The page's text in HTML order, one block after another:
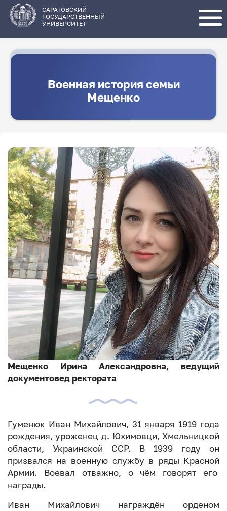
основному
содержанию
САРАТОВСКИЙ
ГОСУДАРСТВЕННЫЙ
УНИВЕРСИТЕТ
Военная история семьи
Мещенко
Мещенко Ирина Александровна, ведущий
документовед ректората
Гуменюк Иван Михайлович, 31 января 1919 года
рождения, уроженец д. Юхимовци, Хмельницкой
области, Украинской ССР. В 1939 году он
призвался на военную службу в ряды Красной
Армии. Воевал отважно, о чём говорят его
награды.
Иван Михайлович награждён орденом